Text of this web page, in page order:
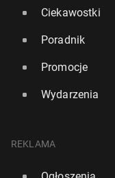
Ciekawostki
Poradnik
Promocje
Wydarzenia
REKLAMA